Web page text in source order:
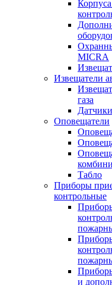
MICRA
Извещатели
газа
Оповещатели
Табло
Приборы
контрольные
и